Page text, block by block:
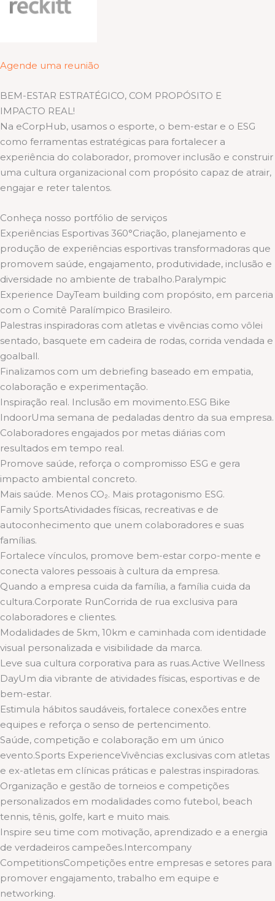
Agende uma reunião
BEM-ESTAR ESTRATÉGICO, COM PROPÓSITO E
IMPACTO REAL!
Na eCorpHub, usamos o esporte, o bem-estar e o ESG
como ferramentas estratégicas para fortalecer a
experiência do colaborador, promover inclusão e construir
uma cultura organizacional com propósito capaz de atrair,
engajar e reter talentos.
Conheça nosso portfólio de serviços
Experiências Esportivas 360°Criação, planejamento e
produção de experiências esportivas transformadoras que
promovem saúde, engajamento, produtividade, inclusão e
diversidade no ambiente de trabalho.Paralympic
Experience DayTeam building com propósito, em parceria
com o Comitê Paralímpico Brasileiro.
Palestras inspiradoras com atletas e vivências como vôlei
sentado, basquete em cadeira de rodas, corrida vendada e
goalball.
Finalizamos com um debriefing baseado em empatia,
colaboração e experimentação.
Inspiração real. Inclusão em movimento.ESG Bike
IndoorUma semana de pedaladas dentro da sua empresa.
Colaboradores engajados por metas diárias com
resultados em tempo real.
Promove saúde, reforça o compromisso ESG e gera
impacto ambiental concreto.
Mais saúde. Menos CO₂. Mais protagonismo ESG.
Family SportsAtividades físicas, recreativas e de
autoconhecimento que unem colaboradores e suas
famílias.
Fortalece vínculos, promove bem-estar corpo-mente e
conecta valores pessoais à cultura da empresa.
Quando a empresa cuida da família, a família cuida da
cultura.Corporate RunCorrida de rua exclusiva para
colaboradores e clientes.
Modalidades de 5km, 10km e caminhada com identidade
visual personalizada e visibilidade da marca.
Leve sua cultura corporativa para as ruas.Active Wellness
DayUm dia vibrante de atividades físicas, esportivas e de
bem-estar.
Estimula hábitos saudáveis, fortalece conexões entre
equipes e reforça o senso de pertencimento.
Saúde, competição e colaboração em um único
evento.Sports ExperienceVivências exclusivas com atletas
e ex-atletas em clínicas práticas e palestras inspiradoras.
Organização e gestão de torneios e competições
personalizados em modalidades como futebol, beach
tennis, tênis, golfe, kart e muito mais.
Inspire seu time com motivação, aprendizado e a energia
de verdadeiros campeões.Intercompany
CompetitionsCompetições entre empresas e setores para
promover engajamento, trabalho em equipe e
networking.